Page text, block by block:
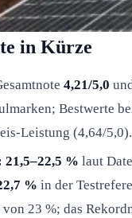
in Kürze
4,21/5,0
Bestwerte
Leistung (4,64/5,0).
21,5–22,5 % laut
% in der
23 %; das